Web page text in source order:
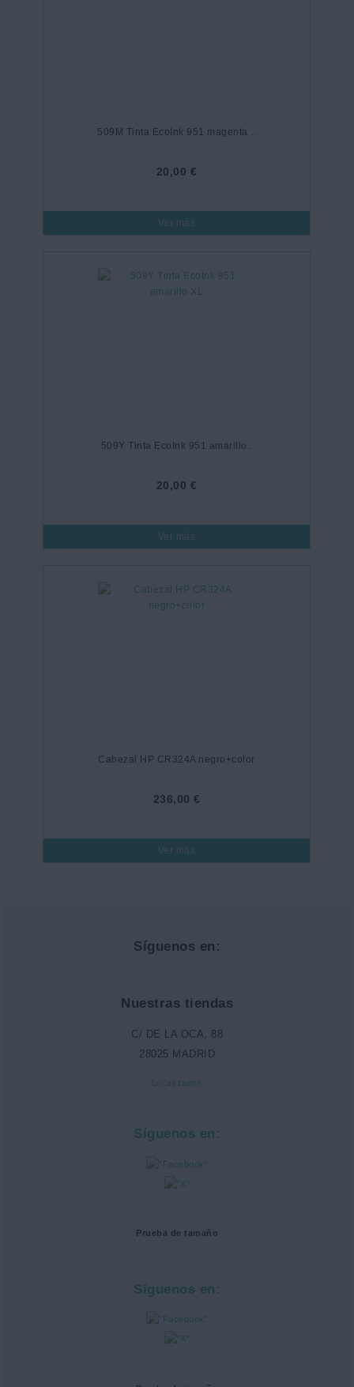
509M Tinta EcoInk 951 magenta ..
20,00 €
Ver más
509Y Tinta EcoInk 951 amarillo..
20,00 €
Ver más
Cabezal HP CR324A negro+color
236,00 €
Ver más
Síguenos en:
Nuestras tiendas
C/ DE LA OCA, 88
28025 MADRID
Localízanos
Síguenos en:
Prueba de tamaño
Síguenos en: